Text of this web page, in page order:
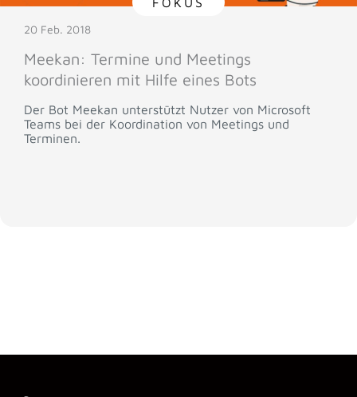
20 Feb. 2018
Meekan: Termine und Meetings
koordinieren mit Hilfe eines Bots
Der Bot Meekan unterstützt Nutzer von Microsoft
Teams bei der Koordination von Meetings und
Terminen.